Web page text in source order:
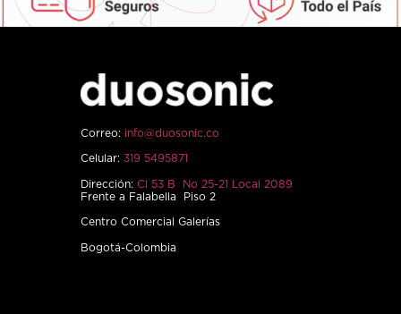
Correo: info@duosonic.co
Celular: 319 5495871
Dirección: Cl 53 B No 25-21 Local 2089
Frente a Falabella Piso 2
Centro Comercial Galerías
Bogotá-Colombia